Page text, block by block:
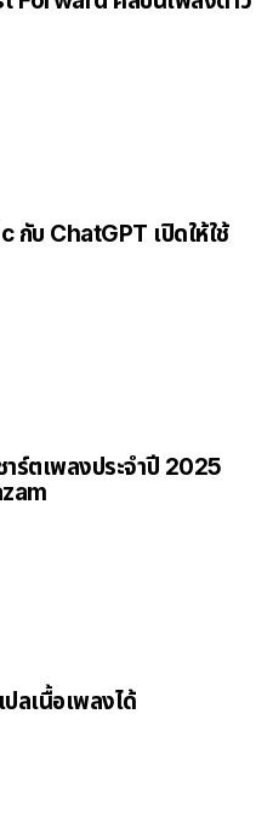
กับ ChatGPT เปิดให้ใช้
ร์ตเพลงประจำปี 2025
ลเนื้อเพลงได้